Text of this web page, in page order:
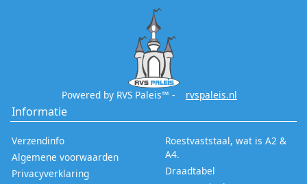
Powered by RVS Paleis™ - rvspaleis.nl
Informatie
Verzendinfo
Algemene voorwaarden
Privacyverklaring
Roestvaststaal, wat is A2 &
A4.
Draadtabel